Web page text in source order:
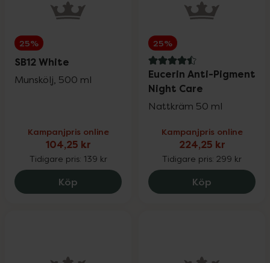
Kosttillskott Upp till 25%
Vårt eget varumärke
Upp till 25%
Mun- & tandvård Upp till 30%
Sår, bett & stick Upp till 30%
För våra klubbmedlemmar
25%
SB12 White
Munskölj, 500 ml
Kampanjpris online
104,25 kr
Tidigare pris: 139 kr
Köp SB12 White, 104.25 kr.
25%
4.5 av 5 i omdöme
Eucerin Anti-Pigment
Night Care
Nattkräm 50 ml
Kampanjpris online
224,25 kr
Tidigare pris: 299 kr
Köp Eucerin